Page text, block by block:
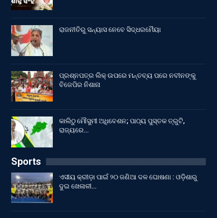
ରାଜନୀତିରୁ ସନ୍ୟାସ ନେବେ ସିଦ୍ଧରମୈୟା
ପ୍ରଶ୍ନପତ୍ର ଲିକ୍ ଉପରେ ମନ୍ତବ୍ୟ ପରେ ନବୀନଙ୍କୁ
ବିଜେପିର ନିଶାନା
କାଲିଠୁ ମୌସୁମୀ ଅଧିବେଶନ; ପାଠ୍ୟ ପୁସ୍ତକ ତ୍ରୁଟି,
ରାଜ୍ୟରେ…
Sports
ଏସୀୟ କ୍ରୀଡ଼ା ପାଇଁ ୨୦ ଜଣିଆ ଦଳ ଘୋଷଣା : ଓଡ଼ିଶାରୁ
ଦୁଇ ଖେଳାଳୀ…